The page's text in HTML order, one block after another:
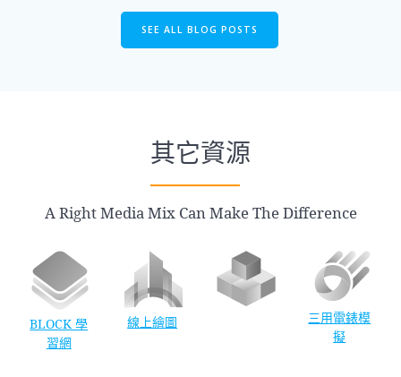
SEE ALL BLOG POSTS
其它資源
A Right Media Mix Can Make The Difference
BLOCK 學
習網
線上繪圖
三用電錶模
擬